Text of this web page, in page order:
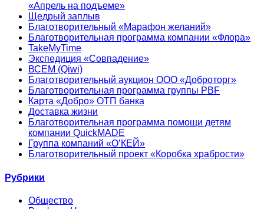
«Апрель на подъеме»
Щедрый заплыв
Благотворительный «Марафон желаний»
Благотворительная программа компании «Флора»
TakeMyTime
Экспедиция «Совпадение»
ВСЕМ (Qiwi)
Благотворительный аукцион ООО «Доброторг»
Благотворительная программа группы PBF
Карта «Добро» ОТП банка
Доставка жизни
Благотворительная программа помощи детям
компании QuickMADE
Группа компаний «О’КЕЙ»
Благотворительный проект «Коробка храбрости»
Рубрики
Общество